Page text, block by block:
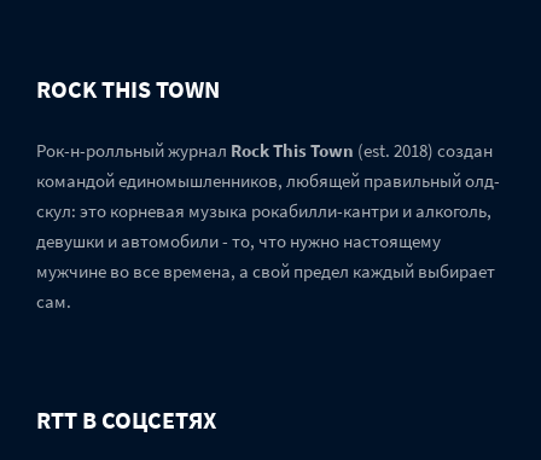
ROCK THIS TOWN
Рок-н-ролльный журнал Rock This Town (est. 2018) создан
командой единомышленников, любящей правильный олд-
скул: это корневая музыка рокабилли-кантри и алкоголь,
девушки и автомобили - то, что нужно настоящему
мужчине во все времена, а свой предел каждый выбирает
сам.
RTT В СОЦСЕТЯХ